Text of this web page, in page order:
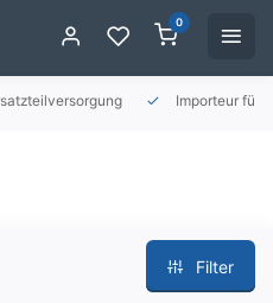
0
Importeur für
Filter